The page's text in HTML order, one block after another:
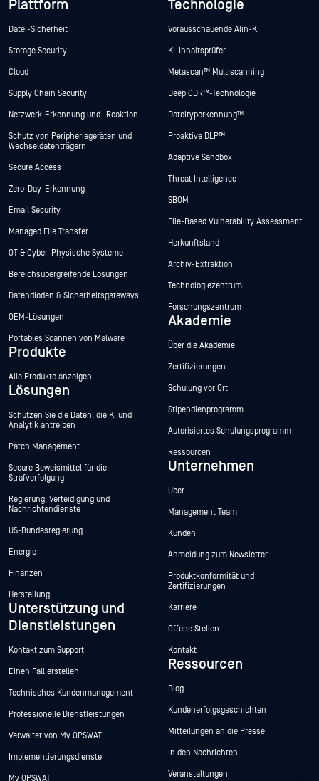
Plattform
Datei-Sicherheit
Storage Security
Cloud
Supply Chain Security
Netzwerk-Erkennung und -Reaktion
Schutz von Peripheriegeräten und
Wechseldatenträgern
Secure Access
Zero-Day-Erkennung
Email Security
Managed File Transfer
OT & Cyber-Physische Systeme
Bereichsübergreifende Lösungen
Datendioden & Sicherheitsgateways
OEM-Lösungen
Portables Scannen von Malware
Produkte
Alle Produkte anzeigen
Lösungen
Schützen Sie die Daten, die KI und
Analytik antreiben
Patch Management
Secure Beweismittel für die
Strafverfolgung
Regierung, Verteidigung und
Nachrichtendienste
US-Bundesregierung
Energie
Finanzen
Herstellung
Unterstützung und
Dienstleistungen
Kontakt zum Support
Einen Fall erstellen
Technisches Kundenmanagement
Professionelle Dienstleistungen
Verwaltet von My OPSWAT
Implementierungsdienste
My OPSWAT
Technologie
Vorausschauende Alin-KI
KI-Inhaltsprüfer
Metascan™ Multiscanning
Deep CDR™-Technologie
Dateityperkennung™
Proaktive DLP™
Adaptive Sandbox
Threat Intelligence
SBOM
File-Based Vulnerability Assessment
Herkunftsland
Archiv-Extraktion
Technologiezentrum
Forschungszentrum
Akademie
Über die Akademie
Zertifizierungen
Schulung vor Ort
Stipendienprogramm
Autorisiertes Schulungsprogramm
Ressourcen
Unternehmen
Über
Management Team
Kunden
Anmeldung zum Newsletter
Produktkonformität und
Zertifizierungen
Karriere
Offene Stellen
Kontakt
Ressourcen
Blog
Kundenerfolgsgeschichten
Mitteilungen an die Presse
In den Nachrichten
Veranstaltungen